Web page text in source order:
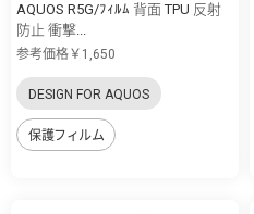
AQUOS R5G/ﾌｨﾙﾑ 背面 TPU 反射
防止 衝撃...
参考価格￥1,650
DESIGN FOR AQUOS
保護フィルム